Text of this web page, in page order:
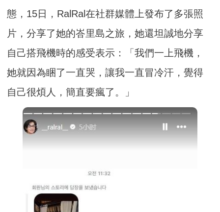
態，15日，RalRal在社群媒體上發布了多張照
片，分享了她的峇里島之旅，她還坦誠地分享
自己搭飛機時的感受表示：「我們一上飛機，
她就因為睏了一直哭，讓我一直冒冷汗，覺得
自己很煩人，簡直要瘋了。」